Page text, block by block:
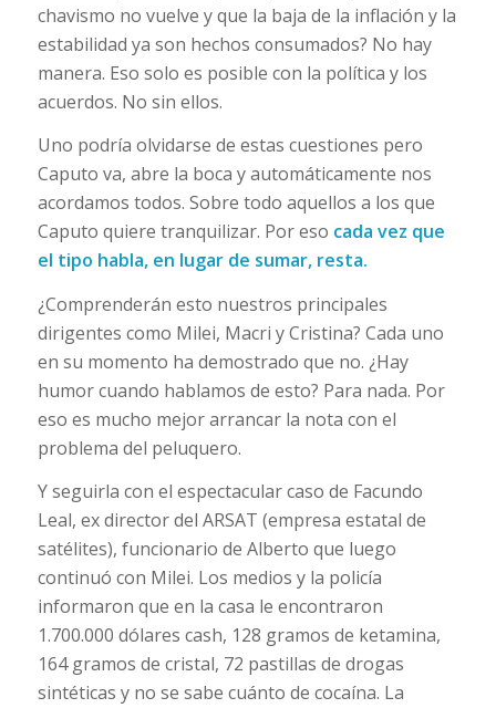
chavismo no vuelve y que la baja de la inflación y la
estabilidad ya son hechos consumados? No hay
manera. Eso solo es posible con la política y los
acuerdos. No sin ellos.
Uno podría olvidarse de estas cuestiones pero
Caputo va, abre la boca y automáticamente nos
acordamos todos. Sobre todo aquellos a los que
Caputo quiere tranquilizar. Por eso cada vez que
el tipo habla, en lugar de sumar, resta.
¿Comprenderán esto nuestros principales
dirigentes como Milei, Macri y Cristina? Cada uno
en su momento ha demostrado que no. ¿Hay
humor cuando hablamos de esto? Para nada. Por
eso es mucho mejor arrancar la nota con el
problema del peluquero.
Y seguirla con el espectacular caso de Facundo
Leal, ex director del ARSAT (empresa estatal de
satélites), funcionario de Alberto que luego
continuó con Milei. Los medios y la policía
informaron que en la casa le encontraron
1.700.000 dólares cash, 128 gramos de ketamina,
164 gramos de cristal, 72 pastillas de drogas
sintéticas y no se sabe cuánto de cocaína. La